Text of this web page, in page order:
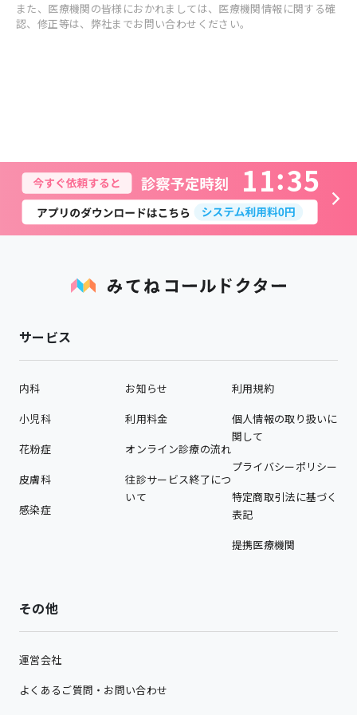
また、医療機関の皆様におかれましては、医療機関情報に関する確
認、修正等は、弊社までお問い合わせください。
11 35
サービス
内科
小児科
花粉症
皮膚科
感染症
お知らせ
利用料金
オンライン診療の流れ
往診サービス終了につ
いて
利用規約
個人情報の取り扱いに
関して
プライバシーポリシー
特定商取引法に基づく
表記
提携医療機関
その他
運営会社
よくあるご質問・お問い合わせ